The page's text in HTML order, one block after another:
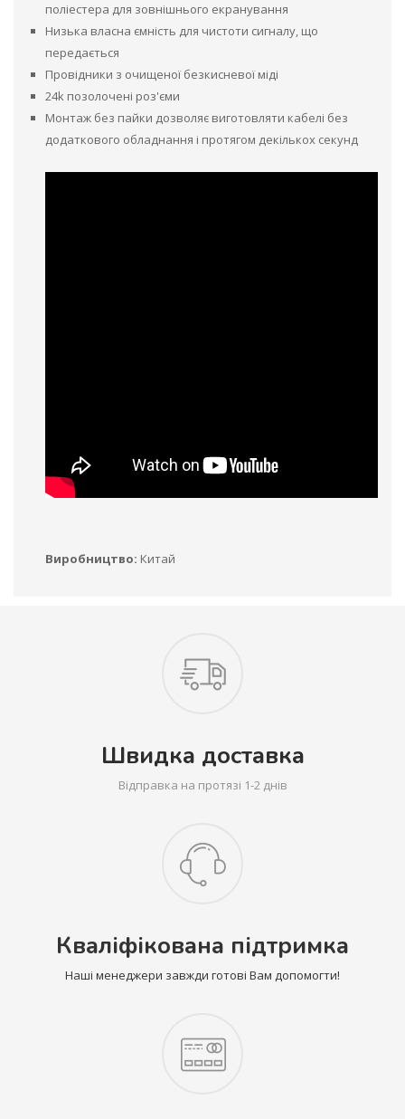
поліестера для зовнішнього екранування
Низька власна ємність для чистоти сигналу, що
передається
Провідники з очищеної безкисневої міді
24k позолочені роз'єми
Монтаж без пайки дозволяє виготовляти кабелі без
додаткового обладнання і протягом декількох секунд
Виробництво: Китай
Швидка доставка
Відправка на протязі 1-2 днів
Кваліфікована підтримка
Наші менеджери завжди готові Вам допомогти!